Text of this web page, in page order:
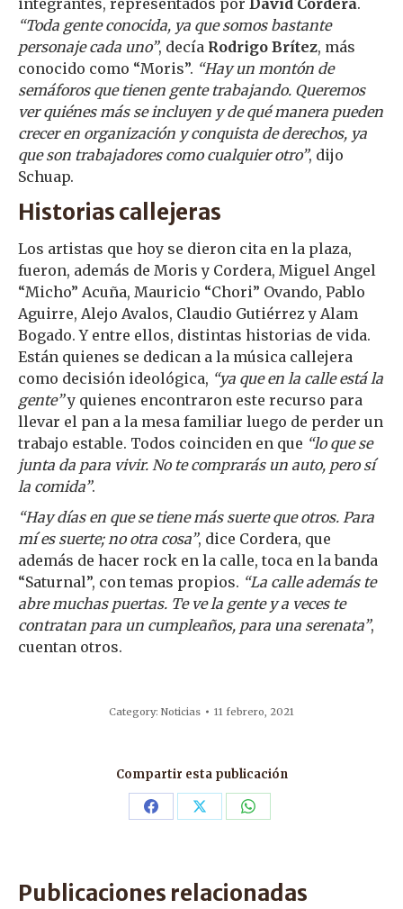
integrantes, representados por David Cordera.
“Toda gente conocida, ya que somos bastante
personaje cada uno”, decía Rodrigo Brítez, más
conocido como “Moris”. “Hay un montón de
semáforos que tienen gente trabajando. Queremos
ver quiénes más se incluyen y de qué manera pueden
crecer en organización y conquista de derechos, ya
que son trabajadores como cualquier otro”, dijo
Schuap.
Historias callejeras
Los artistas que hoy se dieron cita en la plaza,
fueron, además de Moris y Cordera, Miguel Angel
“Micho” Acuña, Mauricio “Chori” Ovando, Pablo
Aguirre, Alejo Avalos, Claudio Gutiérrez y Alam
Bogado. Y entre ellos, distintas historias de vida.
Están quienes se dedican a la música callejera
como decisión ideológica, “ya que en la calle está la
gente”y quienes encontraron este recurso para
llevar el pan a la mesa familiar luego de perder un
trabajo estable. Todos coinciden en que “lo que se
junta da para vivir. No te comprarás un auto, pero sí
la comida”.
“Hay días en que se tiene más suerte que otros. Para
mí es suerte; no otra cosa”, dice Cordera, que
además de hacer rock en la calle, toca en la banda
“Saturnal”, con temas propios. “La calle además te
abre muchas puertas. Te ve la gente y a veces te
contratan para un cumpleaños, para una serenata”,
cuentan otros.
Category: Noticias 11 febrero, 2021
Compartir esta publicación
Share Share Share
Publicaciones relacionadas